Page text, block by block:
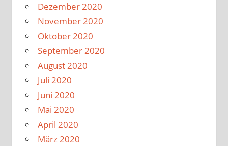
Dezember 2020
November 2020
Oktober 2020
September 2020
August 2020
Juli 2020
Juni 2020
Mai 2020
April 2020
März 2020